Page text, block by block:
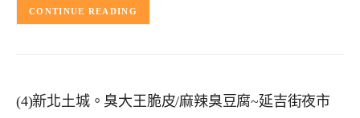
CONTINUE READING
(4)新北土城。臭大王脆皮/麻辣臭豆腐~延吉街夜市